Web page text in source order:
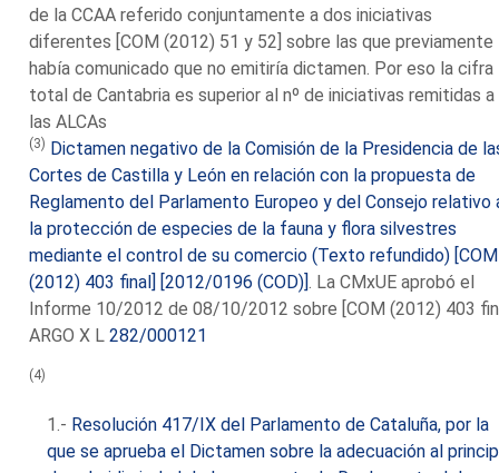
de la CCAA referido conjuntamente a dos iniciativas
diferentes [COM (2012) 51 y 52] sobre las que previamente
había comunicado que no emitiría dictamen. Por eso la cifra
total de Cantabria es superior al nº de iniciativas remitidas a
las ALCAs
(3) Dictamen negativo de la Comisión de la Presidencia de
Cortes de Castilla y León en relación con la propuesta de
Reglamento del Parlamento Europeo y del Consejo relativo
la protección de especies de la fauna y flora silvestres
mediante el control de su comercio (Texto refundido) [COM
(2012) 403 final] [2012/0196 (COD)] . La CMxUE aprobó el
Informe 10/2012 de 08/10/2012 sobre [COM (2012) 403
ARGO X L282/000121
(4)
1.- Resolución 417/IX del Parlamento de Cataluña, por la
que se aprueba el Dictamen sobre la adecuación al